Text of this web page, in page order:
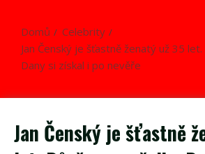
Domů
Celebrity
Jan Čenský je šťastně ženatý už 35
Dany si získal i po nevěře
Jan Čenský je šťastně